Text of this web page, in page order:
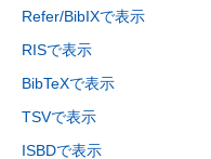
Refer/BibIXで表示
RISで表示
BibTeXで表示
TSVで表示
ISBDで表示